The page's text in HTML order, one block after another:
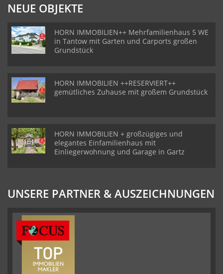
NEUE OBJEKTE
HORN IMMOBILIEN++ Mehrfamilienhaus 5 WE
in Tantow mit Garten und Carports großen
Grundstück
HORN IMMOBILIEN ++RESERVIERT++
gemütliches Zuhause mit großem Grundstück
HORN IMMOBILIEN + großzügiges und
elegantes Einfamilienhaus mit
Einliegerwohnung und Garage in Gartz
UNSERE PARTNER & AUSZEICHNUNGEN